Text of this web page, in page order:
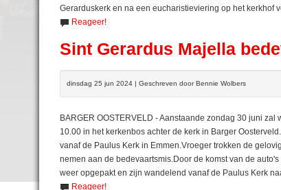
Gerarduskerk en na een eucharistieviering op het kerkhof
Reageer!
Sint Gerardus Majella
dinsdag 25 jun 2024 | Geschreven door Bennie Wolbers
BARGER OOSTERVELD - Aanstaande zondag 30 juni
10.00 in het kerkenbos achter de kerk in Barger
vanaf de Paulus Kerk in Emmen.Vroeger trokken de
nemen aan de bedevaartsmis.Door de komst van de
weer opgepakt en zijn wandelend vanaf de Paulus Kerk
Reageer!